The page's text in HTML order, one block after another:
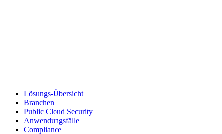
Lösungs-Übersicht
Branchen
Public Cloud Security
Anwendungsfälle
Compliance